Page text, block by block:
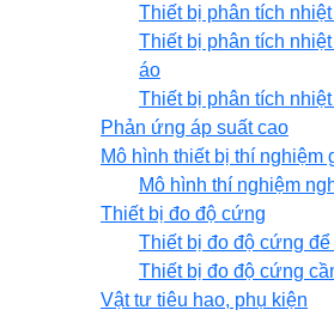
Thiết bị phân tích
Thiết bị phân tích
áo
Thiết bị phân tích
Phản ứng áp suất cao
Mô hình thiết bị thí nghiệm
Mô hình thí nghiệm
Thiết bị đo độ cứng
Thiết bị đo độ cứng để
Thiết bị đo độ cứng
Vật tư tiêu hao, phụ kiện